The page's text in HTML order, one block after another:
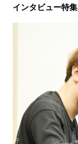
インタビュー特集